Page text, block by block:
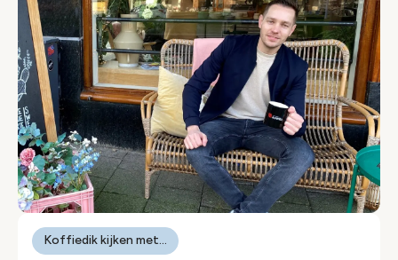
Koffiedik kijken met...